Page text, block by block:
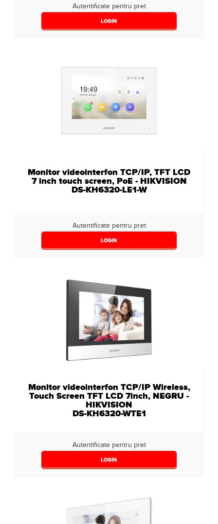
Autentificate pentru pret
LOGIN
Monitor videointerfon TCP/IP, TFT LCD
7 inch touch screen, PoE - HIKVISION
DS-KH6320-LE1-W
Autentificate pentru pret
LOGIN
Monitor videointerfon TCP/IP Wireless,
Touch Screen TFT LCD 7inch, NEGRU -
HIKVISION
DS-KH6320-WTE1
Autentificate pentru pret
LOGIN